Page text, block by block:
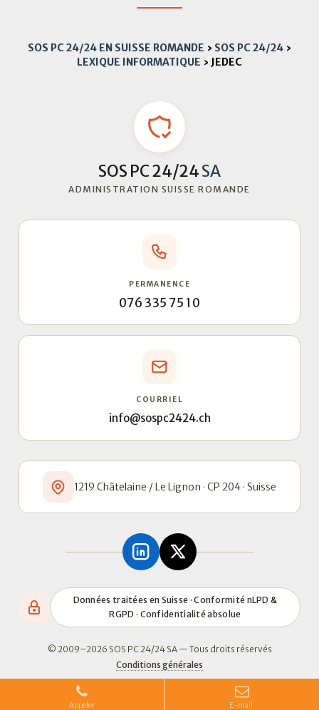
SOS PC 24/24 EN SUISSE ROMANDE › SOS PC 24/24 ›
LEXIQUE INFORMATIQUE › JEDEC
SOS PC 24/24SA
ADMINISTRATION SUISSE ROMANDE
PERMANENCE
076 335 75 10
COURRIEL
info@sospc2424.ch
1219 Châtelaine / Le Lignon · CP 204 · Suisse
Données traitées en Suisse · Conformité nLPD &
RGPD · Confidentialité absolue
© 2009–2026 SOS PC 24/24 SA — Tous droits réservés
Conditions générales
Appeler E-mail